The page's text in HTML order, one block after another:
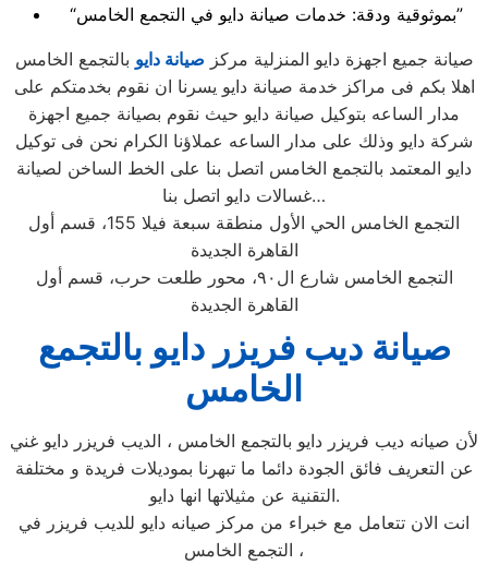
“بموثوقية ودقة: خدمات صيانة دايو في التجمع الخامس”
صيانة جميع اجهزة دايو المنزلية مركز صيانة دايو بالتجمع الخامس
اهلا بكم فى مراكز خدمة صيانة دايو يسرنا ان نقوم بخدمتكم على
مدار الساعه بتوكيل صيانة دايو حيث نقوم بصيانة جميع اجهزة
شركة دايو وذلك على مدار الساعه عملاؤنا الكرام نحن فى توكيل
دايو المعتمد بالتجمع الخامس اتصل بنا على الخط الساخن لصيانة
غسالات دايو اتصل بنا…
التجمع الخامس الحي الأول منطقة سبعة فيلا 155، قسم أول
القاهرة الجديدة
التجمع الخامس شارع ال٩٠، محور طلعت حرب، قسم أول
القاهرة الجديدة
صيانة ديب فريزر دايو بالتجمع
الخامس
لأن صيانه ديب فريزر دايو بالتجمع الخامس ، الديب فريزر دايو غني
عن التعريف فائق الجودة دائما ما تبهرنا بموديلات فريدة و مختلفة
التقنية عن مثيلاتها انها دايو.
انت الان تتعامل مع خبراء من مركز صيانه دايو للديب فريزر في
التجمع الخامس ،